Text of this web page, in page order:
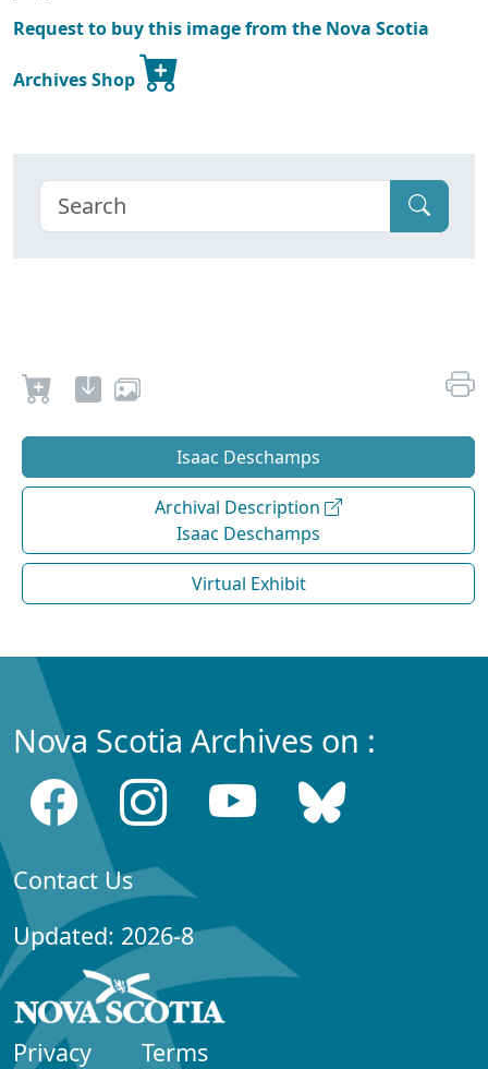
Request to buy this image from the Nova Scotia
Archives Shop
Isaac Deschamps
Archival Description
Isaac Deschamps
Virtual Exhibit
Nova Scotia Archives on :
Contact Us
Updated: 2026-8
Privacy Terms